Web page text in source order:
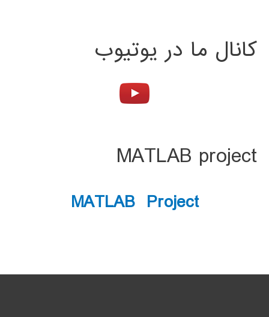
کانال ما در یوتیوب
MATLAB project
MATLAB Project